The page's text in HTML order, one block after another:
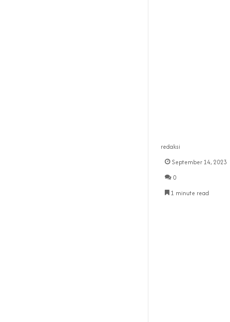
redaksi
September 14, 2023
0
1 minute read